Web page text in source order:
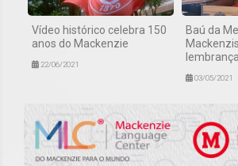
Vídeo histórico celebra 150
anos do Mackenzie
22/06/2021
Baú da
03/05/2021